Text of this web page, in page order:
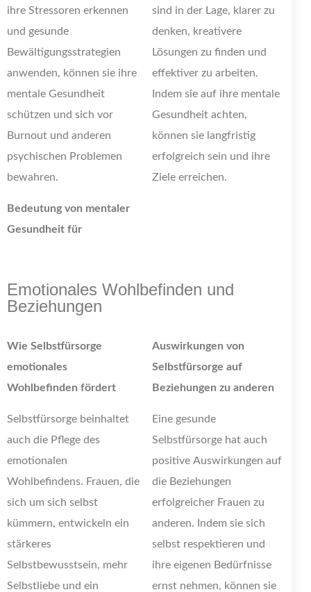
ihre Stressoren erkennen
und gesunde
Bewältigungsstrategien
anwenden, können sie ihre
mentale Gesundheit
schützen und sich vor
Burnout und anderen
psychischen Problemen
bewahren.
Bedeutung von mentaler
Gesundheit für
sind in der Lage, klarer zu
denken, kreativere
Lösungen zu finden und
effektiver zu arbeiten.
Indem sie auf ihre mentale
Gesundheit achten,
können sie langfristig
erfolgreich sein und ihre
Ziele erreichen.
Emotionales Wohlbefinden und
Beziehungen
Wie Selbstfürsorge
emotionales
Wohlbefinden fördert
Selbstfürsorge beinhaltet
auch die Pflege des
emotionalen
Wohlbefindens. Frauen, die
sich um sich selbst
kümmern, entwickeln ein
stärkeres
Selbstbewusstsein, mehr
Selbstliebe und ein
Auswirkungen von
Selbstfürsorge auf
Beziehungen zu anderen
Eine gesunde
Selbstfürsorge hat auch
positive Auswirkungen auf
die Beziehungen
erfolgreicher Frauen zu
anderen. Indem sie sich
selbst respektieren und
ihre eigenen Bedürfnisse
ernst nehmen, können sie